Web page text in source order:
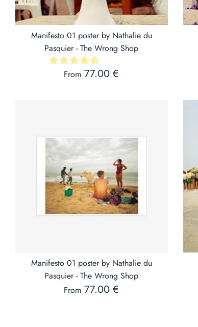
Manifesto 01 poster by Nathalie du
Pasquier - The Wrong Shop
From 77.00 €
Manifesto 01 poster by Nathalie du
Pasquier - The Wrong Shop
From 77.00 €